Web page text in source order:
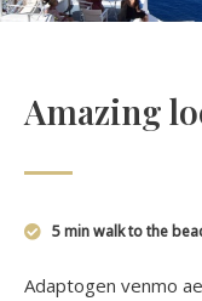
Amazing
5 min walk to the
Adaptogen venmo